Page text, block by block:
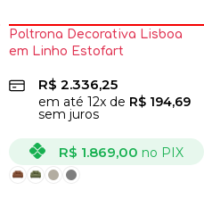
Poltrona Decorativa Lisboa
em Linho Estofart
R$ 2.336,25
em até 12x de R$ 194,69
sem juros
R$ 1.869,00 no PIX